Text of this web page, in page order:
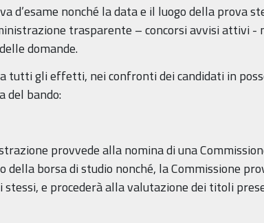
d’esame nonché la data e il luogo della prova
trasparente – concorsi avvisi attivi -
domande.
tutti gli effetti, nei confronti dei candidati in
del bando:
provvede alla nomina di una
borsa di studio nonché, la Commissione
e procederà alla valutazione dei titoli